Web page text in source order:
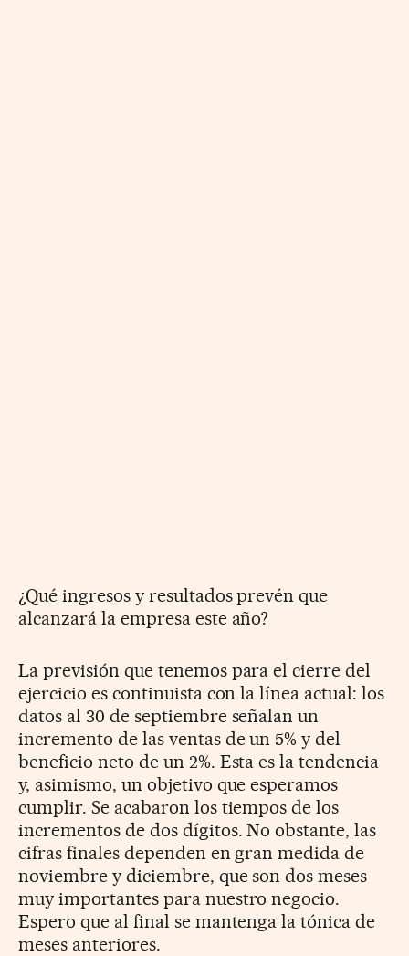
¿Qué ingresos y resultados prevén que
alcanzará la empresa este año?
La previsión que tenemos para el cierre del
ejercicio es continuista con la línea actual: los
datos al 30 de septiembre señalan un
incremento de las ventas de un 5% y del
beneficio neto de un 2%. Esta es la tendencia
y, asimismo, un objetivo que esperamos
cumplir. Se acabaron los tiempos de los
incrementos de dos dígitos. No obstante, las
cifras finales dependen en gran medida de
noviembre y diciembre, que son dos meses
muy importantes para nuestro negocio.
Espero que al final se mantenga la tónica de
meses anteriores.